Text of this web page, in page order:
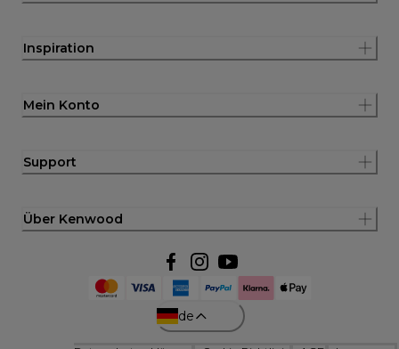
Inspiration
Mein Konto
Support
Über Kenwood
de